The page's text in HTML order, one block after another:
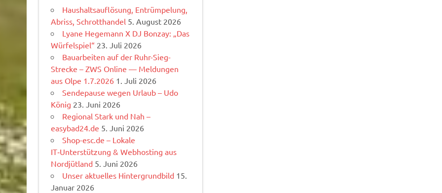
Haushaltsauflösung, Entrümpelung,
Abriss, Schrotthandel 5. August 2026
Lyane Hegemann X DJ Bonzay: „Das
Würfelspiel“ 23. Juli 2026
Bauarbeiten auf der Ruhr-Sieg-
Strecke – ZWS Online — Meldungen
aus Olpe 1.7.2026 1. Juli 2026
Sendepause wegen Urlaub – Udo
König 23. Juni 2026
Regional Stark und Nah –
easybad24.de 5. Juni 2026
Shop-esc.de – Lokale
IT‑Unterstützung & Webhosting aus
Nordjütland 5. Juni 2026
Unser aktuelles Hintergrundbild 15.
Januar 2026